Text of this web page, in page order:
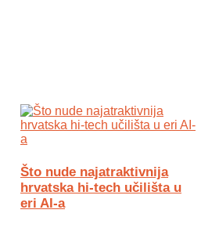
Što nude najatraktivnija
hrvatska hi-tech učilišta u
eri AI-a